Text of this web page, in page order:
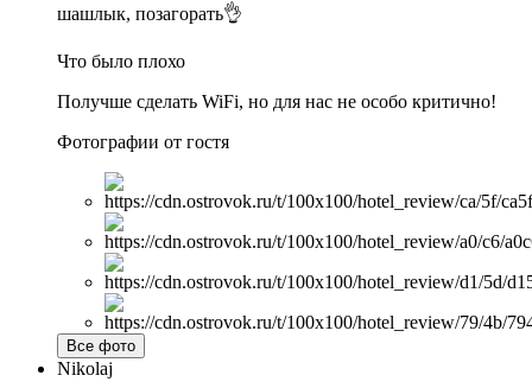
шашлык, позагорать👌
Что было плохо
Получше сделать WiFi, но для нас не особо критично!
Фотографии от гостя
Все фото
Nikolaj